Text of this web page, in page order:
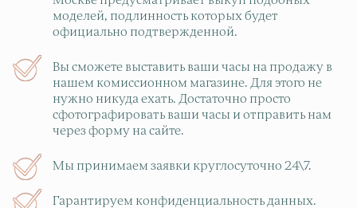
моделей, подлинность которых будет
официально подтвержденной.
Вы сможете выставить ваши часы на продажу в
нашем комиссионном магазине. Для этого не
нужно никуда ехать. Достаточно просто
сфотографировать ваши часы и отправить нам
через форму на сайте.
Мы принимаем заявки круглосуточно 24\7.
Гарантируем конфиденциальность данных.